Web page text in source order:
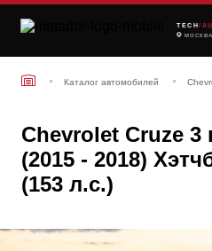
TECH /
МОСКВА
Каталог автомобилей
Chevrolet Cruze 3
(2015 - 2018)
(153 л.с.)